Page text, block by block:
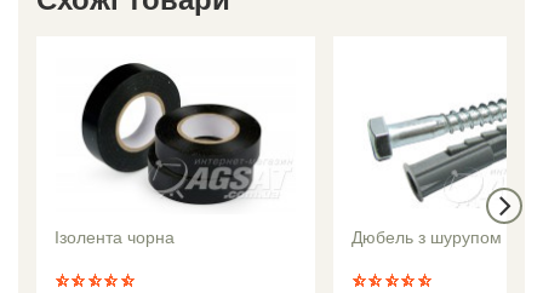
Ізолента чорна Дюбель з шурупом